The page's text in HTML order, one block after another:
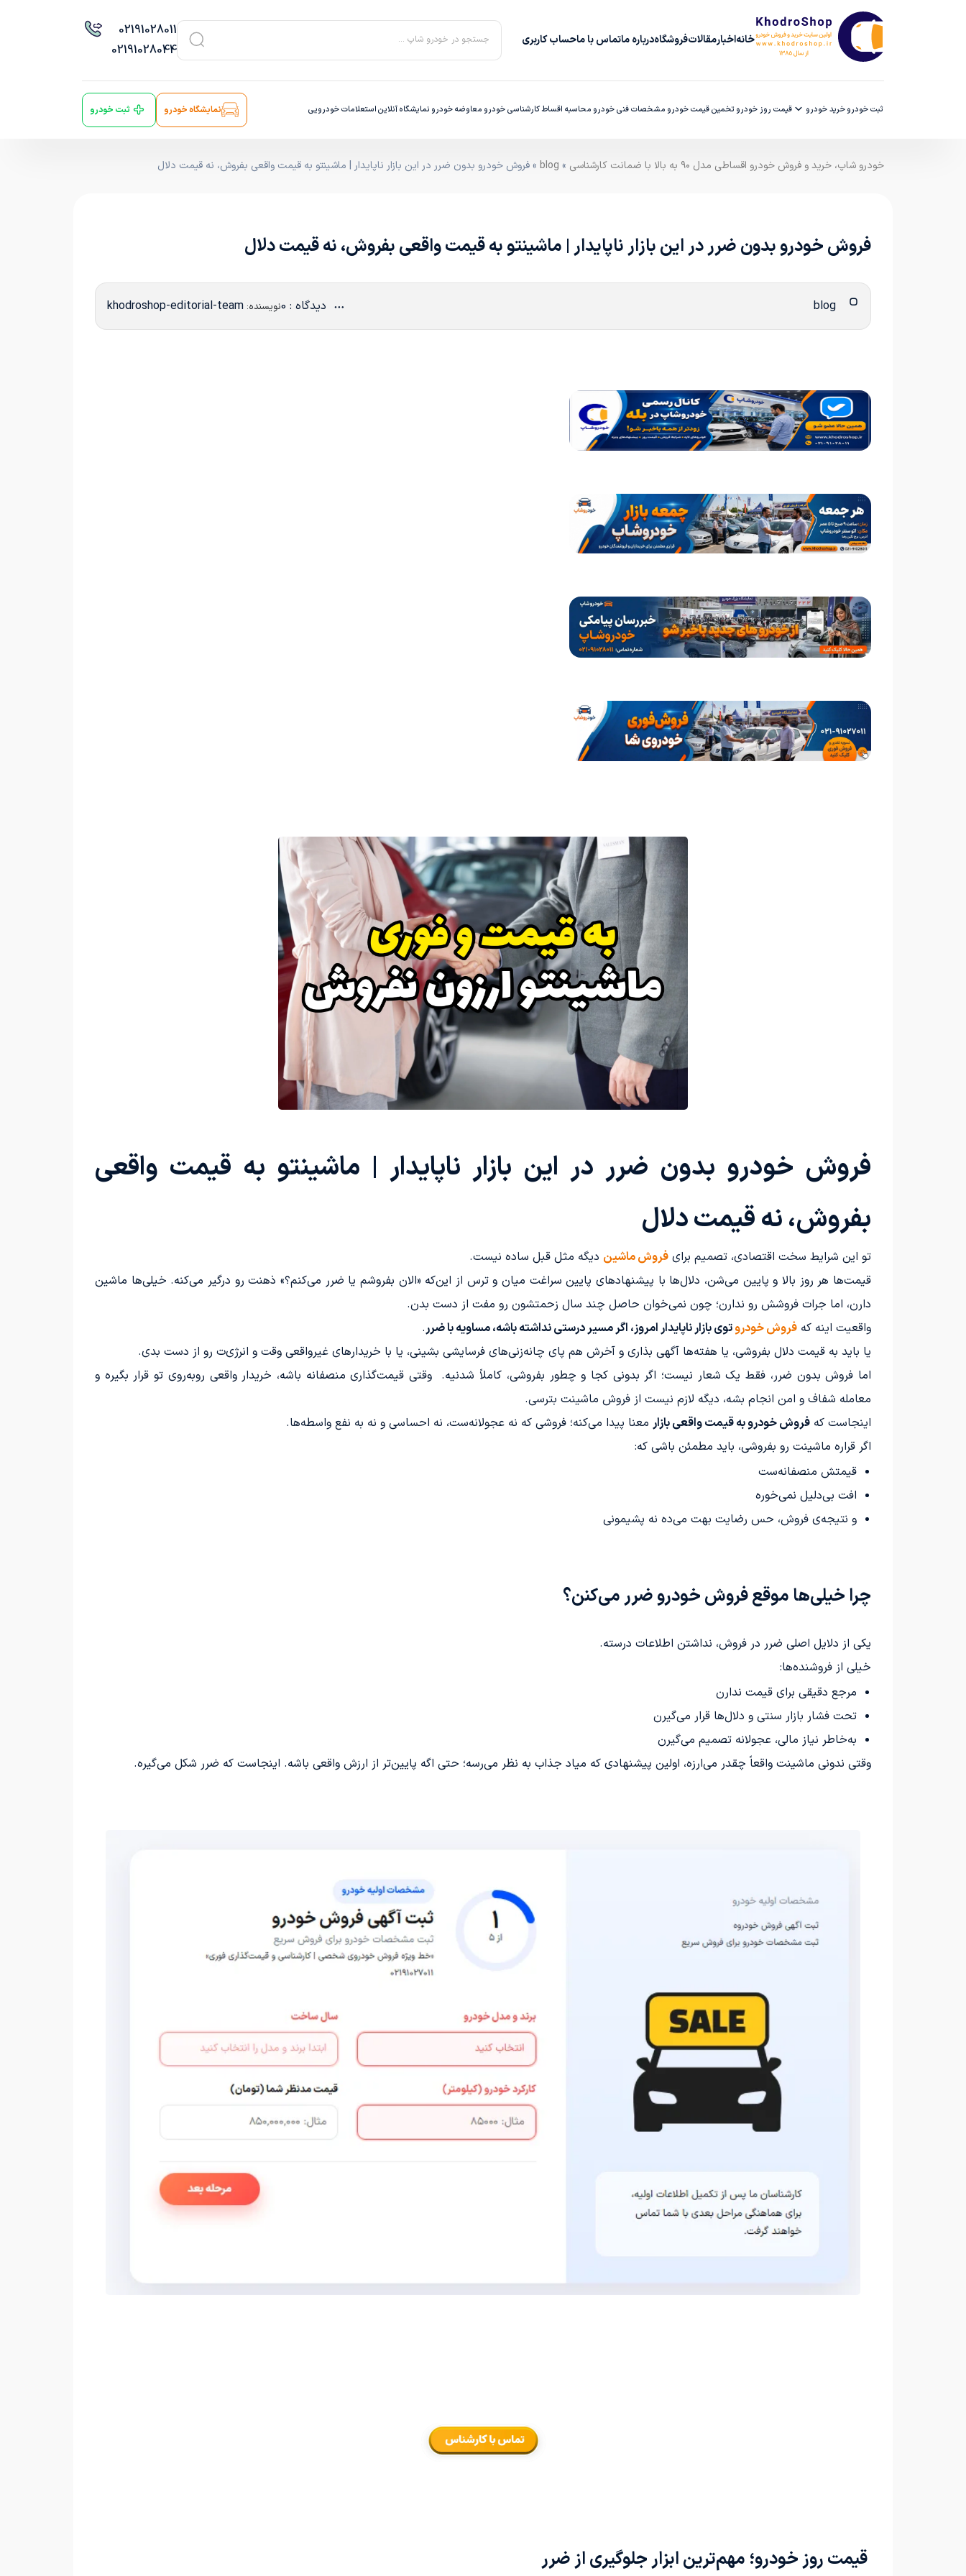
خانهاخبارمقالاتفروشگاهدرباره‌ ماتماس با ماحساب کاربری جستجو در خودرو شاپ ...
02191028011
02191028044
ثبت خودروخرید خودرو قیمت روز خودرو تخمین قیمت خودرو مشخصات فنی خودرو محاسبه اقساطکارشناسی خودرو معاوضه خودرو نمایشگاه آنلایناستعلامات خودرویی نمایشگاه خودرو ثبت خودرو
خودرو شاپ، خرید و فروش خودرو اقساطی مدل ۹۰ به بالا با ضمانت کارشناسی »
blog » فروش خودرو بدون ضرر در این بازار ناپایدار | ماشینتو به قیمت واقعی بفروش، نه قیمت دلال
فروش خودرو بدون ضرر در این بازار ناپایدار | ماشینتو به قیمت واقعی بفروش، نه قیمت دلال
دیدگاه : 0 نویسنده: khodroshop-editorial-team
فروش خودرو بدون ضرر در این بازار ناپایدار | ماشینتو به قیمت واقعی
بفروش، نه قیمت دلال
تو این شرایط سخت اقتصادی، تصمیم برای فروش ماشین دیگه مثل قبل ساده نیست.
قیمت‌ها هر روز بالا و پایین می‌شن، دلال‌ها با پیشنهادهای پایین سراغت میان و ترس از این‌که «الان بفروشم یا ضرر می‌کنم؟» ذهنت رو درگیر می‌کنه. خیلی‌ها ماشین
دارن، اما جرات فروشش رو ندارن؛ چون نمی‌خوان حاصل چند سال زحمتشون رو مفت از دست بدن.
واقعیت اینه که فروش خودروتوی بازار ناپایدار امروز، اگر مسیر درستی نداشته باشه، مساویه با ضرر.
یا باید به قیمت دلال بفروشی، یا هفته‌ها آگهی بذاری و آخرش هم پای چانه‌زنی‌های فرسایشی بشینی، یا با خریدارهای غیرواقعی وقت و انرژی‌ت رو از دست بدی.
اما فروش بدون ضرر، فقط یک شعار نیست؛ اگر بدونی کجا و چطور بفروشی، کاملاً شدنیه. وقتی قیمت‌گذاری منصفانه باشه، خریدار واقعی روبه‌روی تو قرار بگیره و
معامله شفاف و امن انجام بشه، دیگه لازم نیست از فروش ماشینت بترسی.
اینجاست که فروش خودرو به قیمت واقعی بازار معنا پیدا می‌کنه؛ فروشی که نه عجولانه‌ست، نه احساسی و نه به نفع واسطه‌ها.
اگر قراره ماشینت رو بفروشی، باید مطمئن باشی که:
قیمتش منصفانه‌ست
افت بی‌دلیل نمی‌خوره
و نتیجه‌ی فروش، حس رضایت بهت می‌ده نه پشیمونی
چرا خیلی‌ها موقع فروش خودرو ضرر می‌کنن؟
یکی از دلایل اصلی ضرر در فروش، نداشتن اطلاعات درسته.
خیلی از فروشنده‌ها:
مرجع دقیقی برای قیمت ندارن
تحت فشار بازار سنتی و دلال‌ها قرار می‌گیرن
به‌خاطر نیاز مالی، عجولانه تصمیم می‌گیرن
وقتی ندونی ماشینت واقعاً چقدر می‌ارزه، اولین پیشنهادی که میاد جذاب به نظر می‌رسه؛ حتی اگه پایین‌تر از ارزش واقعی باشه. اینجاست که ضرر شکل می‌گیره.
قیمت روز خودرو؛ مهم‌ترین ابزار جلوگیری از ضرر